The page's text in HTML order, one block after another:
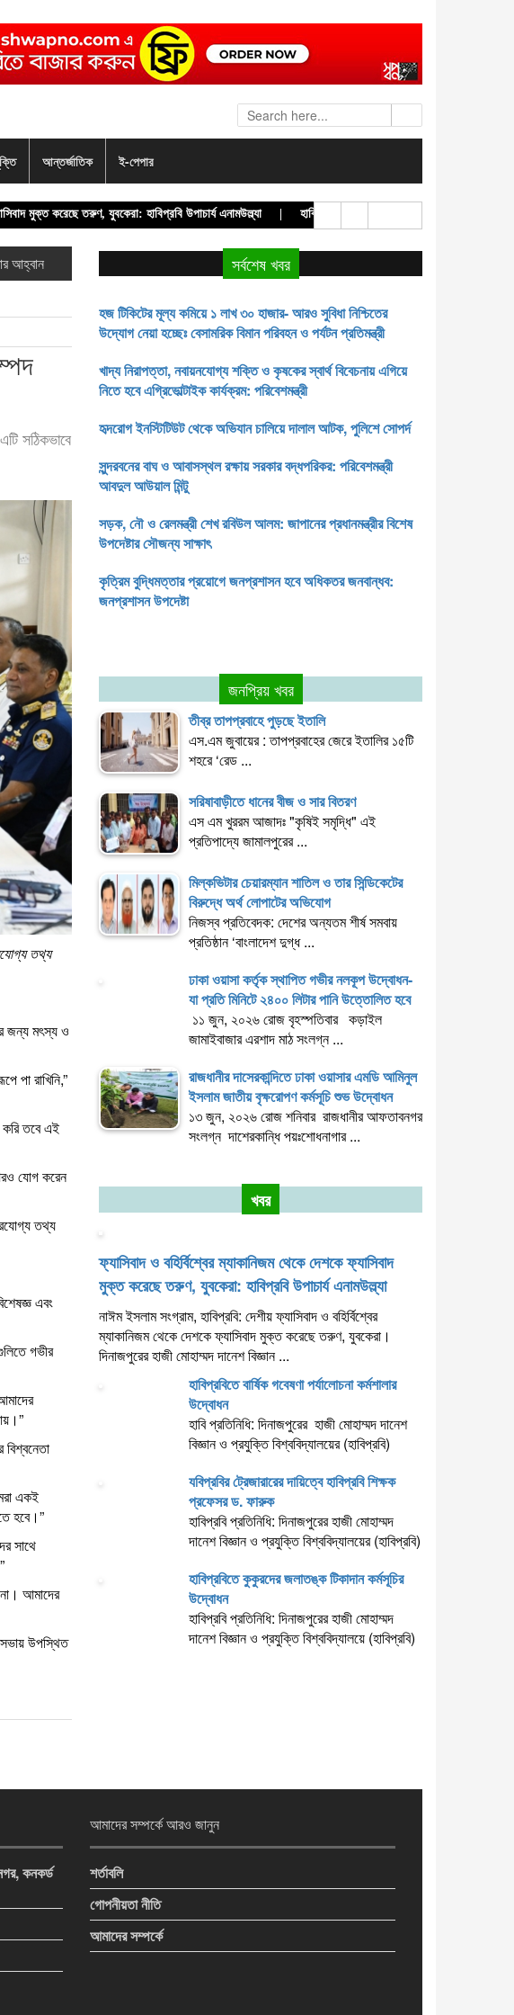
আন্তর্জাতিক ই-পেপার
মুক্ত করেছে তরুণ, যুবকেরা: হাবিপ্রবি উপাচার্য এনামউল্ল্যা |হাবিপ্রবিতে জুলাই শহীদ দিবস-২০২৬ পালিত |
আহ্বান
সঠিকভাবে
তথ্য
জন্য মৎস্য ও
পা রাখিনি,”
তবে এই
যোগ করেন
তথ্য
এবং
গভীর
বিশ্বনেতা
একই
হবে।”
সাথে
আমাদের
সভায় উপস্থিত
সর্বশেষ খবর
হজ টিকিটের মূল্য কমিয়ে ১ লাখ ৩০ হাজার- আরও সুবিধা নিশ্চিতের
উদ্যোগ নেয়া হচ্ছেঃ বেসামরিক বিমান পরিবহন ও পর্যটন প্রতিমন্ত্রী
খাদ্য নিরাপত্তা, নবায়নযোগ্য শক্তি ও কৃষকের স্বার্থ বিবেচনায় এগিয়ে
নিতে হবে এগ্রিভোল্টাইক কার্যক্রম: পরিবেশমন্ত্রী
হৃদরোগ ইনস্টিটিউট থেকে অভিযান চালিয়ে দালাল আটক, পুলিশে সোপর্দ
সুন্দরবনের বাঘ ও আবাসস্থল রক্ষায় সরকার বদ্ধপরিকর: পরিবেশমন্ত্রী
আবদুল আউয়াল মিন্টু
সড়ক, নৌ ও রেলমন্ত্রী শেখ রবিউল আলম: জাপানের প্রধানমন্ত্রীর বিশেষ
উপদেষ্টার সৌজন্য সাক্ষাৎ
কৃত্রিম বুদ্ধিমত্তার প্রয়োগে জনপ্রশাসন হবে অধিকতর জনবান্ধব:
জনপ্রশাসন উপদেষ্টা
জনপ্রিয় খবর
তীব্র তাপপ্রবাহে পুড়ছে ইতালি
এস.এম জুবায়ের : তাপপ্রবাহের জেরে ইতালির ১৫টি
শহরে ‘রেড ...
সরিষাবাড়ীতে ধানের বীজ ও সার বিতরণ
এস এম খুররম আজাদঃ "কৃষিই সমৃদ্ধি" এই
প্রতিপাদ্যে জামালপুরের ...
মিল্কভিটার চেয়ারম্যান শাতিল ও তার সিন্ডিকেটের
বিরুদ্ধে অর্থ লোপাটের অভিযোগ
নিজস্ব প্রতিবেদক: দেশের অন্যতম শীর্ষ সমবায়
প্রতিষ্ঠান ‘বাংলাদেশ দুগ্ধ ...
ঢাকা ওয়াসা কর্তৃক স্থাপিত গভীর নলকূপ উদ্বোধন-
যা প্রতি মিনিটে ২৪০০ লিটার পানি উত্তোলিত হবে
১১ জুন, ২০২৬ রোজ বৃহস্পতিবার কড়াইল
জামাইবাজার এরশাদ মাঠ সংলগ্ন ...
রাজধানীর দাসেরকান্দিতে ঢাকা ওয়াসার এমডি আমিনুল
ইসলাম জাতীয় বৃক্ষরোপণ কর্মসূচি শুভ উদ্বোধন
১৩ জুন, ২০২৬ রোজ শনিবার রাজধানীর আফতাবনগর
সংলগ্ন দাশেরকান্ধি পয়ঃশোধনাগার ...
খবর
ফ্যাসিবাদ ও বহির্বিশ্বের ম্যাকানিজম থেকে দেশকে ফ্যাসিবাদ
মুক্ত করেছে তরুণ, যুবকেরা: হাবিপ্রবি উপাচার্য এনামউল্ল্যা
নাঈম ইসলাম সংগ্রাম, হাবিপ্রবি: দেশীয় ফ্যাসিবাদ ও বহির্বিশ্বের
ম্যাকানিজম থেকে দেশকে ফ্যাসিবাদ মুক্ত করেছে তরুণ, যুবকেরা।
দিনাজপুরের হাজী মোহাম্মদ দানেশ বিজ্ঞান ...
হাবিপ্রবিতে বার্ষিক গবেষণা পর্যালোচনা কর্মশালার
উদ্বোধন
হাবি প্রতিনিধি: দিনাজপুরের হাজী মোহাম্মদ দানেশ
বিজ্ঞান ও প্রযুক্তি বিশ্ববিদ্যালয়ের (হাবিপ্রবি)
যবিপ্রবির ট্রেজারারের দায়িত্বে হাবিপ্রবি শিক্ষক
প্রফেসর ড. ফারুক
হাবিপ্রবি প্রতিনিধি: দিনাজপুরের হাজী মোহাম্মদ
দানেশ বিজ্ঞান ও প্রযুক্তি বিশ্ববিদ্যালয়ের (হাবিপ্রবি)
হাবিপ্রবিতে কুকুরদের জলাতঙ্ক টিকাদান কর্মসূচির
উদ্বোধন
হাবিপ্রবি প্রতিনিধি: দিনাজপুরের হাজী মোহাম্মদ
দানেশ বিজ্ঞান ও প্রযুক্তি বিশ্ববিদ্যালয়ে (হাবিপ্রবি)
কনকর্ড
আমাদের সম্পর্কে আরও জানুন
শর্তাবলি
গোপনীয়তা নীতি
আমাদের সম্পর্কে